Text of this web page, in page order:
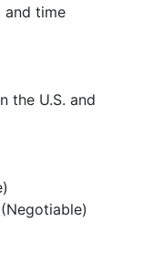
and time
the U.S. and